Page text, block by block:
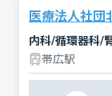
医療法人社団
内科/循環器科/
帯広駅